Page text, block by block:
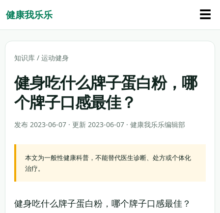
健康我乐乐 ☰
知识库 / 运动健身
健身吃什么牌子蛋白粉，哪
个牌子口感最佳？
发布 2023-06-07 · 更新 2023-06-07 · 健康我乐乐编辑部
本文为一般性健康科普，不能替代医生诊断、处方或个体化
治疗。
健身吃什么牌子蛋白粉，哪个牌子口感最佳？